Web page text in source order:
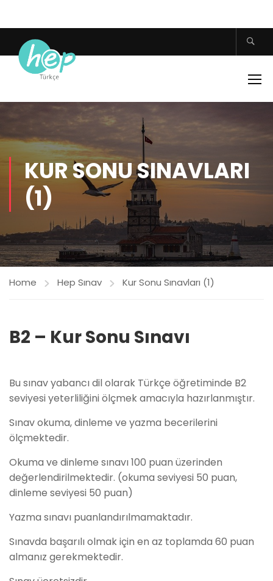
KUR SONU SINAVLARI
(1)
Home Hep Sınav Kur Sonu Sınavları (1)
B2 – Kur Sonu Sınavı
Bu sınav yabancı dil olarak Türkçe öğretiminde B2
seviyesi yeterliliğini ölçmek amacıyla hazırlanmıştır.
Sınav okuma, dinleme ve yazma becerilerini
ölçmektedir.
Okuma ve dinleme sınavı 100 puan üzerinden
değerlendirilmektedir. (okuma seviyesi 50 puan,
dinleme seviyesi 50 puan)
Yazma sınavı puanlandırılmamaktadır.
Sınavda başarılı olmak için en az toplamda 60 puan
almanız gerekmektedir.